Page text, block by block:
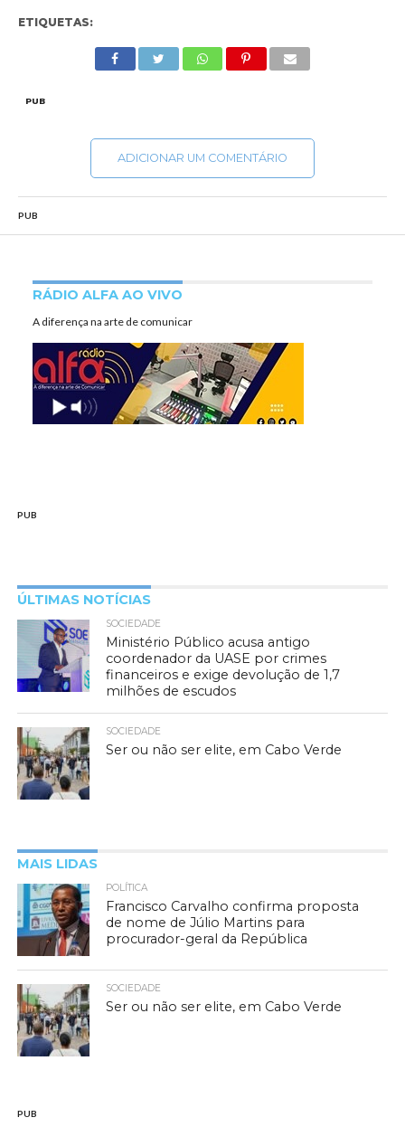
ETIQUETAS:
PUB
ADICIONAR UM COMENTÁRIO
PUB
RÁDIO ALFA AO VIVO
A diferença na arte de comunicar
PUB
ÚLTIMAS NOTÍCIAS
SOCIEDADE
Ministério Público acusa antigo
coordenador da UASE por crimes
financeiros e exige devolução de 1,7
milhões de escudos
SOCIEDADE
Ser ou não ser elite, em Cabo Verde
MAIS LIDAS
POLÍTICA
Francisco Carvalho confirma proposta
de nome de Júlio Martins para
procurador-geral da República
SOCIEDADE
Ser ou não ser elite, em Cabo Verde
PUB